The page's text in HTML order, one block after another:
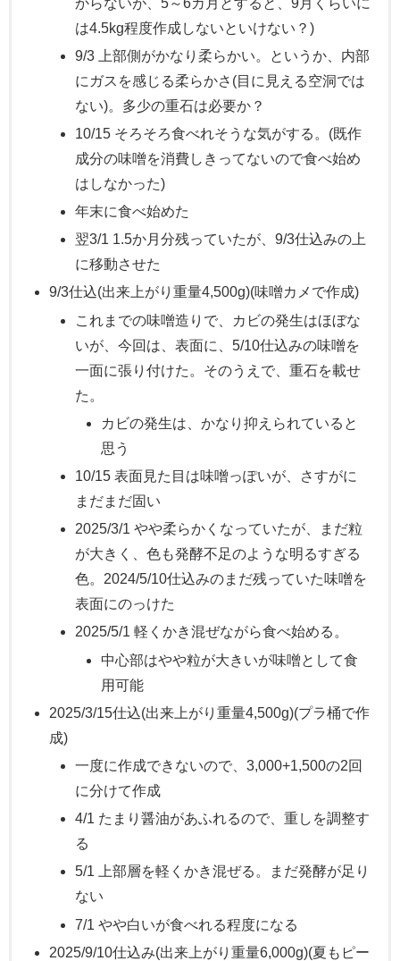
は4.5kg程度作成しないといけない？)
9/3 上部側がかなり柔らかい。というか、内部
にガスを感じる柔らかさ(目に見える空洞では
ない)。多少の重石は必要か？
10/15 そろそろ食べれそうな気がする。(既作
成分の味噌を消費しきってないので食べ始め
はしなかった)
年末に食べ始めた
翌3/1 1.5か月分残っていたが、9/3仕込みの上
に移動させた
9/3仕込(出来上がり重量4,500g)(味噌カメで作成)
これまでの味噌造りで、カビの発生はほぼな
いが、今回は、表面に、5/10仕込みの味噌を
一面に張り付けた。そのうえで、重石を載せ
た。
カビの発生は、かなり抑えられていると
思う
10/15 表面見た目は味噌っぽいが、さすがに
まだまだ固い
2025/3/1 やや柔らかくなっていたが、まだ粒
が大きく、色も発酵不足のような明るすぎる
色。2024/5/10仕込みのまだ残っていた味噌を
表面にのっけた
2025/5/1 軽くかき混ぜながら食べ始める。
中心部はやや粒が大きいが味噌として食
用可能
2025/3/15仕込(出来上がり重量4,500g)(プラ桶で作
成)
一度に作成できないので、3,000+1,500の2回
に分けて作成
4/1 たまり醤油があふれるので、重しを調整す
る
5/1 上部層を軽くかき混ぜる。まだ発酵が足り
ない
7/1 やや白いが食べれる程度になる
2025/9/10仕込み(出来上がり重量6,000g)(夏もピー